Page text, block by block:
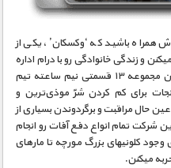
همراه باشید که ‘وکسکان’، یکی از
و زندگی خانوادگی رو با درام اداره
یک کسب و کار موفق ترکیب میکنن. این مجموعه ۱۳ قسمتی نیم ساعته تیم
برای کم کردن شرّ موذی‌ترین و
حال مراقبت و برگردوندن بسیاری از
شرکت تمام انواع دفع آفات رو انجام
وجود کلونیهای بزرگ مورچه تا مارهای
میکنن.